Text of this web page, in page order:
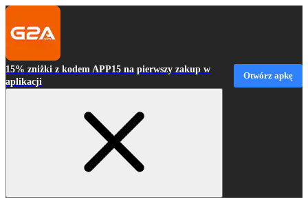
15% zniżki z kodem APP15 na pierwszy zakup w
aplikacji
Otwórz apkę